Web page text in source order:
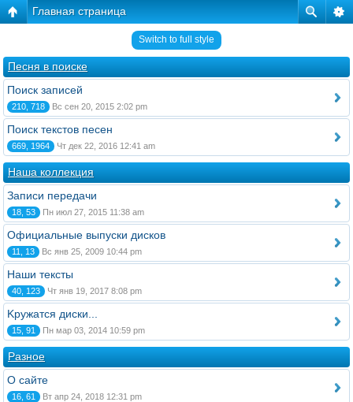
Главная страница
Switch to full style
Песня в поиске
Поиск записей
210, 718 Вс сен 20, 2015 2:02 pm
Поиск текстов песен
669, 1964 Чт дек 22, 2016 12:41 am
Наша коллекция
Записи передачи
18, 53 Пн июл 27, 2015 11:38 am
Официальные выпуски дисков
11, 13 Вс янв 25, 2009 10:44 pm
Наши тексты
40, 123 Чт янв 19, 2017 8:08 pm
Kружатся диски...
15, 91 Пн мар 03, 2014 10:59 pm
Разное
О сайте
16, 61 Вт апр 24, 2018 12:31 pm